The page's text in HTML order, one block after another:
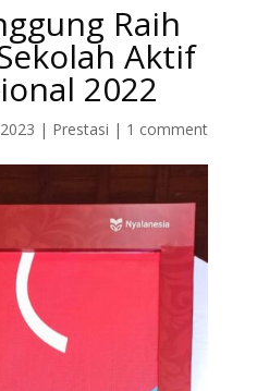
Raih
Aktif
2022
| Prestasi | 1 comment